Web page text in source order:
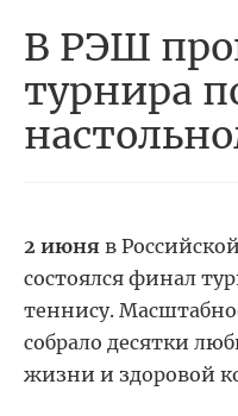
В РЭШ
турнира
2 июня в
состоялся финал
теннису.
собрало десятки
жизни и здоровой